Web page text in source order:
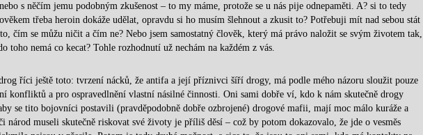
s něčím jemu podobným zkušenost – to my máme, protože se u nás pije odnepaměti. A? si to tedy
třeba heroin dokáže udělat, opravdu si ho musím šlehnout a zkusit to? Potřebuji mít nad sebou stát
čím se můžu ničit a čím ne? Nebo jsem samostatný člověk, který má právo naložit se svým životem tak,
toho nemá co kecat? Tohle rozhodnutí už nechám na každém z vás.
říci ještě toto: tvrzení nácků, že antifa a její příznivci šíří drogy, má podle mého názoru sloužit pouze
konfliktů a pro ospravedlnění vlastní násilné činnosti. Oni sami dobře ví, kdo k nám skutečně drogy
se tito bojovníci postavili (pravděpodobně dobře ozbrojené) drogové mafii, mají moc málo kuráže a
národ museli skutečně riskovat své životy je příliš děsí – což by potom dokazovalo, že jde o vesměs